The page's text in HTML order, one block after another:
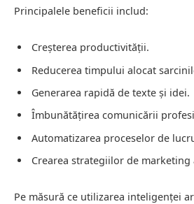
Principalele beneficii includ:
Creșterea productivității.
Reducerea timpului alocat
Generarea rapidă de texte și idei.
Îmbunătățirea comunicării
Automatizarea proceselor de
Crearea strategiilor de marketing
Pe măsură ce utilizarea inteligenței